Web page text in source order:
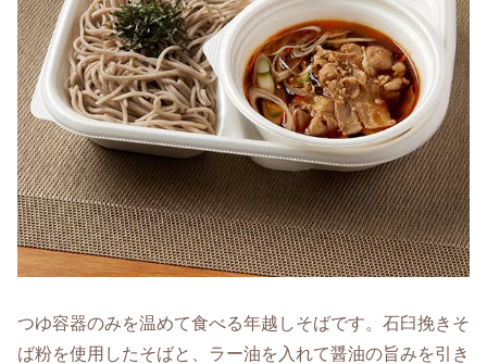
つゆ容器のみを温めて食べる年越しそばです。石臼挽きそ
ば粉を使用したそばと、ラー油を入れて醤油の旨みを引き